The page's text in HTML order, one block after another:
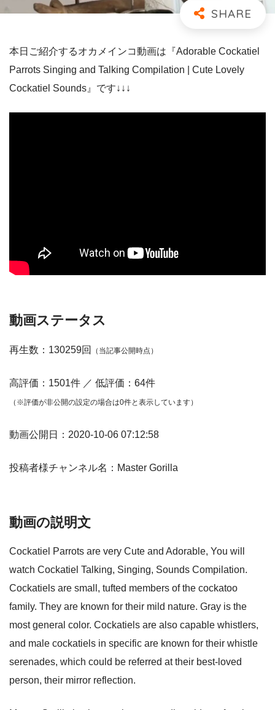
本日ご紹介するオカメインコ動画は『Adorable Cockatiel
Parrots Singing and Talking Compilation | Cute Lovely
Cockatiel Sounds』です↓↓↓
動画ステータス
再生数：130259回 （当記事公開時点）
高評価：1501件 ／ 低評価：64件
（※評価が非公開の設定の場合は0件と表示しています）
動画公開日：2020-10-06 07:12:58
投稿者様チャンネル名：Master Gorilla
動画の説明文
Cockatiel Parrots are very Cute and Adorable, You will
watch Cockatiel Talking, Singing, Sounds Compilation.
Cockatiels are small, tufted members of the cockatoo
family. They are known for their mild nature. Gray is the
most general color. Cockatiels are also capable whistlers,
and male cockatiels in specific are known for their whistle
serenades, which could be referred at their best-loved
person, their mirror reflection.